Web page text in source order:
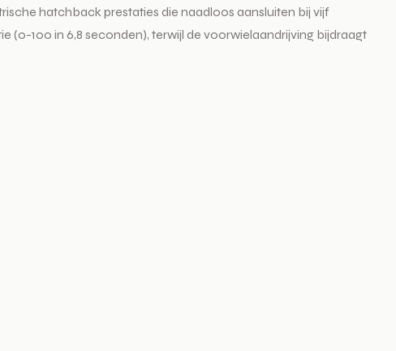
hatchback prestaties die naadloos aansluiten bij vijf
100 in 6,8 seconden), terwijl de voorwielaandrijving bijdraagt